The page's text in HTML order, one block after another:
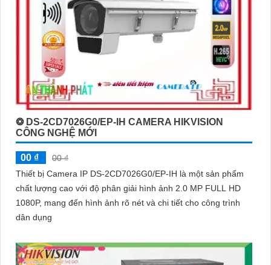
❂ DS-2CD7026G0/EP-IH CAMERA HIKVISION
CÔNG NGHỆ MỚI
00 ₫
00 ₫
Thiết bị Camera IP DS-2CD7026G0/EP-IH là một sản phẩm
chất lượng cao với độ phân giải hình ảnh 2.0 MP FULL HD
1080P, mang đến hình ảnh rõ nét và chi tiết cho công trình
dân dụng